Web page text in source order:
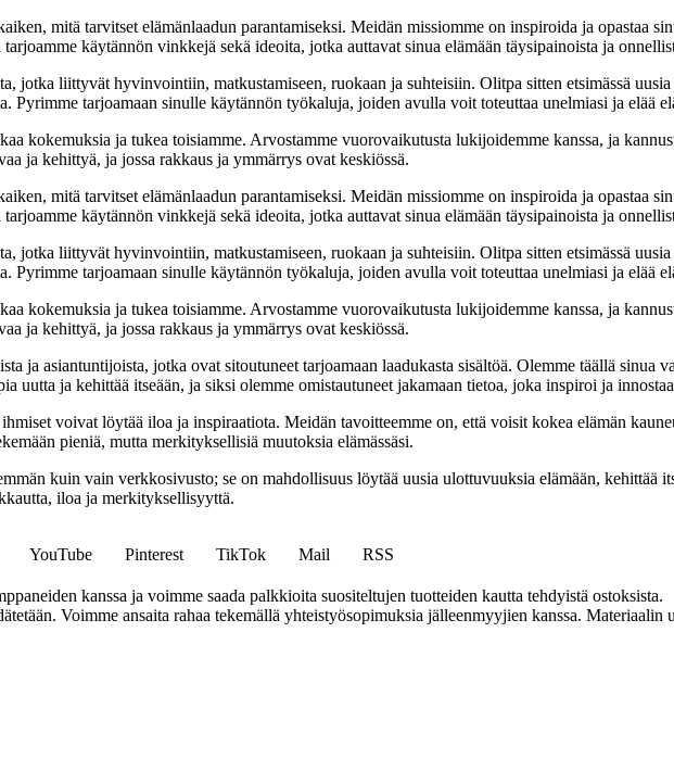
mitä tarvitset elämänlaadun parantamiseksi. Meidän missiomme on inspiroida ja opastaa
käytännön vinkkejä sekä ideoita, jotka auttavat sinua elämään täysipainoista ja
jotka liittyvät hyvinvointiin, matkustamiseen, ruokaan ja suhteisiin. Olitpa sitten etsimässä
Pyrimme tarjoamaan sinulle käytännön työkaluja, joiden avulla voit toteuttaa unelmiasi ja elää
kokemuksia ja tukea toisiamme. Arvostamme vuorovaikutusta lukijoidemme kanssa, ja
ja kehittyä, ja jossa rakkaus ja ymmärrys ovat keskiössä.
mitä tarvitset elämänlaadun parantamiseksi. Meidän missiomme on inspiroida ja opastaa
käytännön vinkkejä sekä ideoita, jotka auttavat sinua elämään täysipainoista ja
jotka liittyvät hyvinvointiin, matkustamiseen, ruokaan ja suhteisiin. Olitpa sitten etsimässä
Pyrimme tarjoamaan sinulle käytännön työkaluja, joiden avulla voit toteuttaa unelmiasi ja elää
kokemuksia ja tukea toisiamme. Arvostamme vuorovaikutusta lukijoidemme kanssa, ja
ja kehittyä, ja jossa rakkaus ja ymmärrys ovat keskiössä.
ja asiantuntijoista, jotka ovat sitoutuneet tarjoamaan laadukasta sisältöä. Olemme täällä sinua
uutta ja kehittää itseään, ja siksi olemme omistautuneet jakamaan tietoa, joka inspiroi ja
voivat löytää iloa ja inspiraatiota. Meidän tavoitteemme on, että voisit kokea elämän
pieniä, mutta merkityksellisiä muutoksia elämässäsi.
kuin vain verkkosivusto; se on mahdollisuus löytää uusia ulottuvuuksia elämään, kehittää
iloa ja merkityksellisyyttä.
YouTube Pinterest TikTok Mail
RSS
kanssa ja voimme saada palkkioita suositeltujen tuotteiden kautta tehdyistä ostoksista.
Voimme ansaita rahaa tekemällä yhteistyösopimuksia jälleenmyyjien kanssa.